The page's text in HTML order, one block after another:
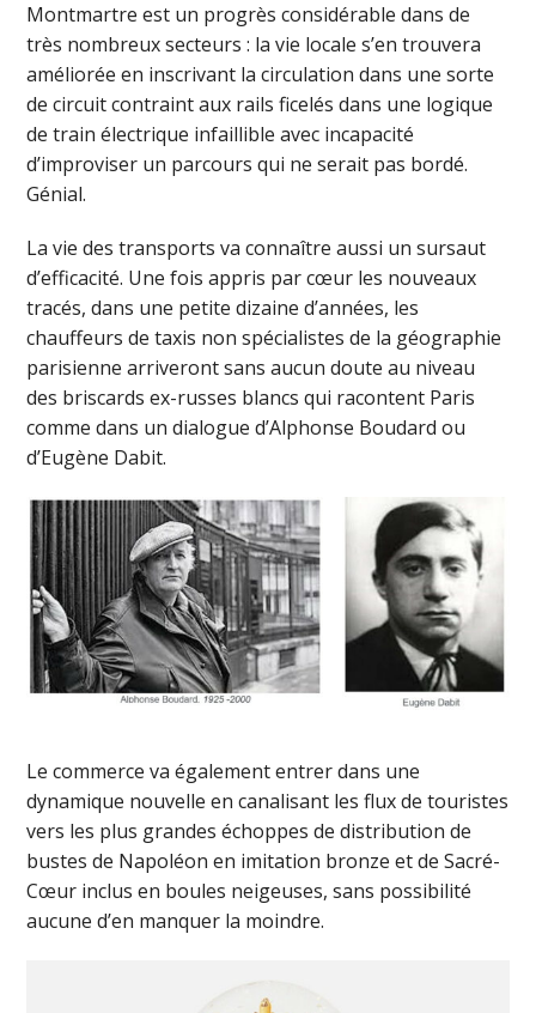
Montmartre est un progrès considérable dans de
très nombreux secteurs : la vie locale s’en trouvera
améliorée en inscrivant la circulation dans une sorte
de circuit contraint aux rails ficelés dans une logique
de train électrique infaillible avec incapacité
d’improviser un parcours qui ne serait pas bordé.
Génial.
La vie des transports va connaître aussi un sursaut
d’efficacité. Une fois appris par cœur les nouveaux
tracés, dans une petite dizaine d’années, les
chauffeurs de taxis non spécialistes de la géographie
parisienne arriveront sans aucun doute au niveau
des briscards ex-russes blancs qui racontent Paris
comme dans un dialogue d’Alphonse Boudard ou
d’Eugène Dabit.
Le commerce va également entrer dans une
dynamique nouvelle en canalisant les flux de touristes
vers les plus grandes échoppes de distribution de
bustes de Napoléon en imitation bronze et de Sacré-
Cœur inclus en boules neigeuses, sans possibilité
aucune d’en manquer la moindre.